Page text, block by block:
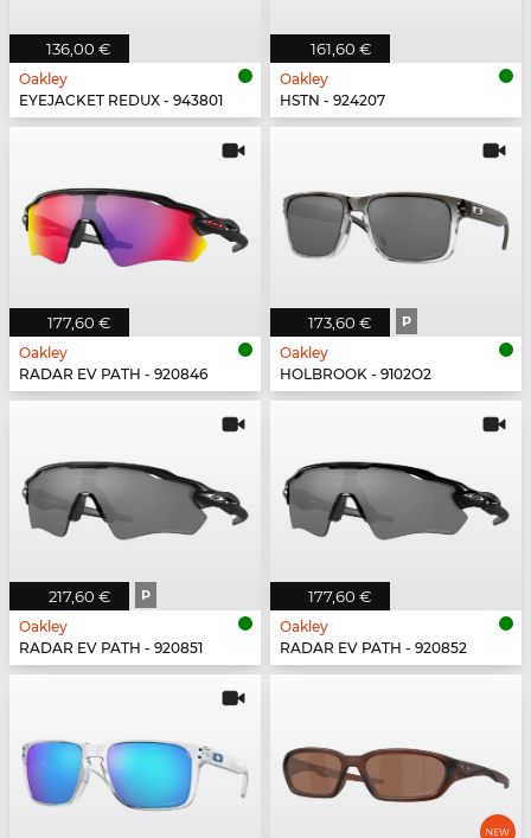
136,00 €
Oakley
EYEJACKET REDUX - 943801
161,60 €
Oakley
HSTN - 924207
177,60 €
Oakley
RADAR EV PATH - 920846
173,60 € P
Oakley
HOLBROOK - 9102O2
217,60 € P
Oakley
RADAR EV PATH - 920851
177,60 €
Oakley
RADAR EV PATH - 920852